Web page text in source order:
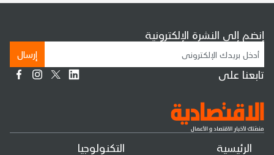
الرئيسية
التكنولوجيا
إنضم إلى النشرة الإلكترونية
إرسال
تابعنا على